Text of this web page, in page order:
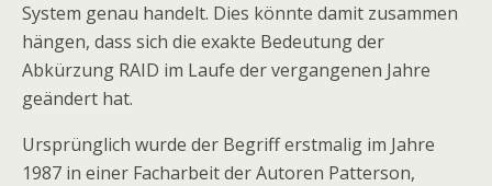
System genau handelt. Dies könnte damit zusammen
hängen, dass sich die exakte Bedeutung der
Abkürzung RAID im Laufe der vergangenen Jahre
geändert hat.
Ursprünglich wurde der Begriff erstmalig im Jahre
1987 in einer Facharbeit der Autoren Patterson,